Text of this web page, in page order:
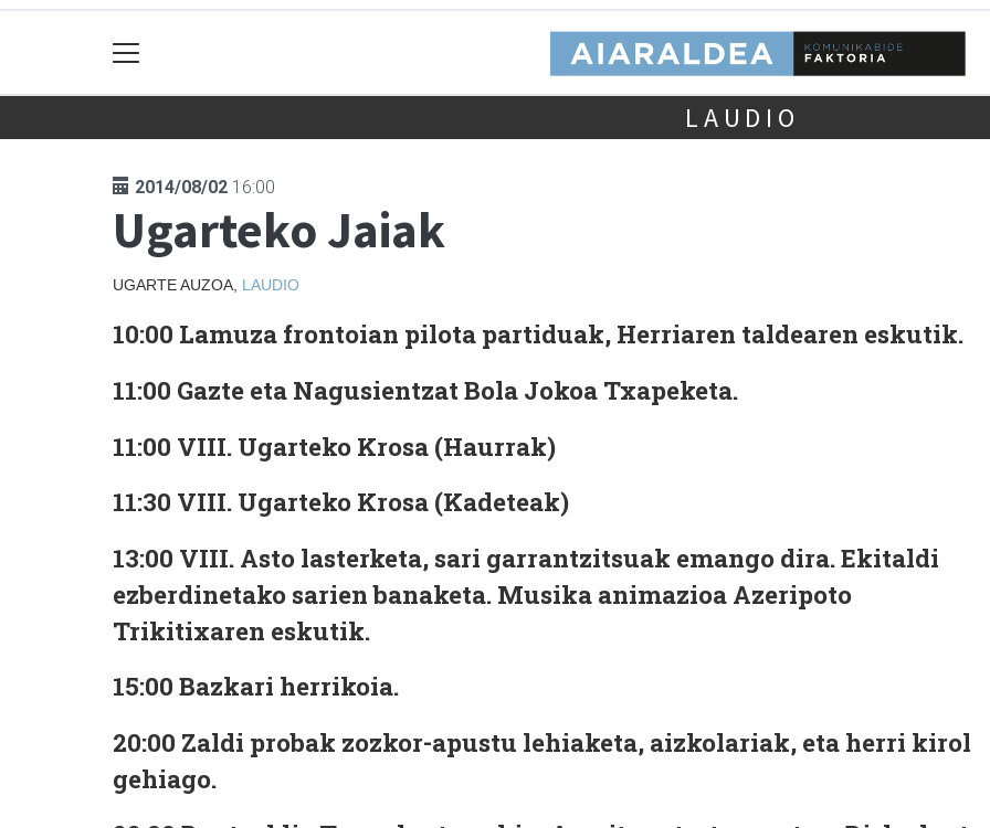
LAUDIO
2014/08/02 16:00
Ugarteko Jaiak
UGARTE AUZOA, LAUDIO
10:00 Lamuza frontoian pilota partiduak, Herriaren taldearen eskutik.
11:00 Gazte eta Nagusientzat Bola Jokoa Txapeketa.
11:00 VIII. Ugarteko Krosa (Haurrak)
11:30 VIII. Ugarteko Krosa (Kadeteak)
13:00 VIII. Asto lasterketa, sari garrantzitsuak emango dira. Ekitaldi
ezberdinetako sarien banaketa. Musika animazioa Azeripoto
Trikitixaren eskutik.
15:00 Bazkari herrikoia.
20:00 Zaldi probak zozkor-apustu lehiaketa, aizkolariak, eta herri kirol
gehiago.